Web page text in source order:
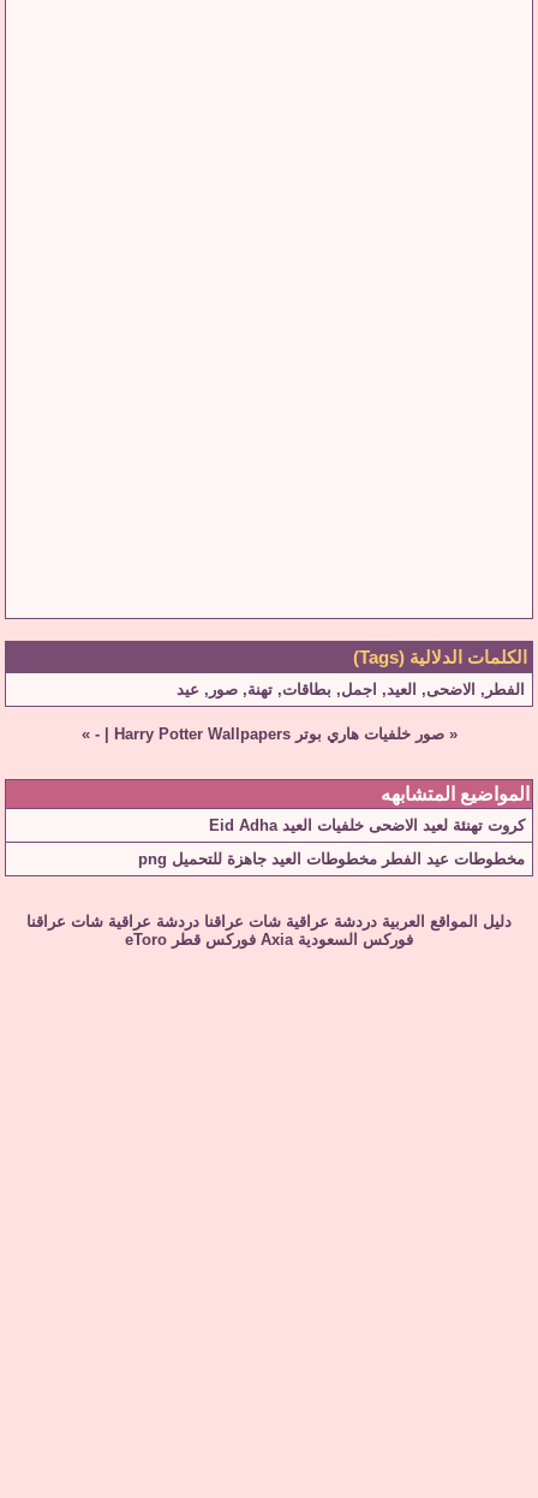
الكلمات الدلالية (Tags)
الفطر , الاضحى, العيد, اجمل, بطاقات, تهنة, صور , عيد
« صور خلفيات هاري بوتر Harry Potter Wallpapers |
-
»
المواضيع المتشابهه
كروت تهنئة لعيد الاضحى خلفيات العيد Eid Adha
مخطوطات عيد الفطر مخطوطات العيد جاهزة للتحميل png
دليل المواقع العربية دردشة عراقية شات عراقنا دردشة عراقية شات عراقنا
فوركس السعودية Axia فوركس قطر eToro